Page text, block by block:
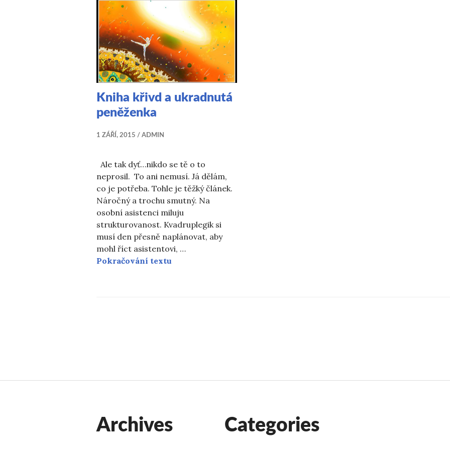
Kniha křivd a ukradnutá
peněženka
1 ZÁŘÍ, 2015 ADMIN
Ale tak dyť…nikdo se tě o to
neprosil. To ani nemusí. Já dělám,
co je potřeba. Tohle je těžký článek.
Náročný a trochu smutný. Na
osobní asistenci miluju
strukturovanost. Kvadruplegik si
musí den přesně naplánovat, aby
mohl říct asistentovi, …
Pokračování textu
Archives Categories